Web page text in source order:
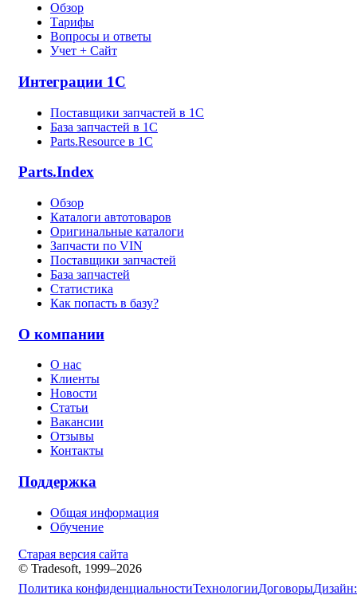
Обзор
Тарифы
Вопросы и ответы
Учет + Сайт
Интеграции 1С
Поставщики запчастей в 1C
База запчастей в 1С
Parts.Resource в 1C
Parts.Index
Обзор
Каталоги автотоваров
Оригинальные каталоги
Запчасти по VIN
Поставщики запчастей
База запчастей
Статистика
Как попасть в базу?
О компании
О нас
Клиенты
Новости
Статьи
Вакансии
Отзывы
Контакты
Поддержка
Общая информация
Обучение
Старая версия сайта
© Tradesoft, 1999–2026
Политика конфиденциальностиТехнологииДоговорыДизайн: